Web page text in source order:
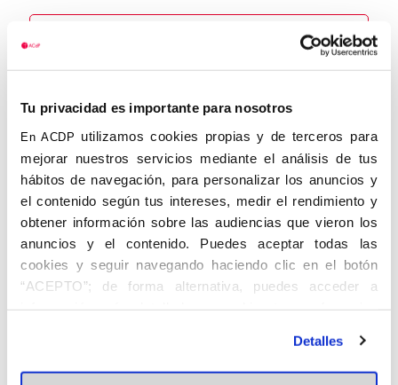
Tu privacidad es importante para nosotros
En ACDP utilizamos cookies propias y de terceros para
mejorar nuestros servicios mediante el análisis de tus
hábitos de navegación, para personalizar los anuncios y
el contenido según tus intereses, medir el rendimiento y
obtener información sobre las audiencias que vieron los
anuncios y el contenido. Puedes aceptar todas las
cookies y seguir navegando haciendo clic en el botón
“ACEPTO”; de forma alternativa, puedes acceder a
información más detallada y cambiar tus preferencias
en el botón "Personalizar". Para más información puedes
visitar nuestra Política de Cookies
Detalles
Ayala
Martínez,
Juan
Autor
Centro de
adscripción
Fecha de
nacimiento
01/01/1909
Lugar de
Fecha de
defunción
Lugar de
defunción